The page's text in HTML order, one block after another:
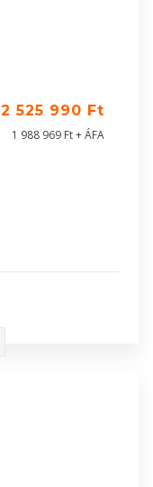
2 525 990 Ft
1 988 969 Ft + ÁFA